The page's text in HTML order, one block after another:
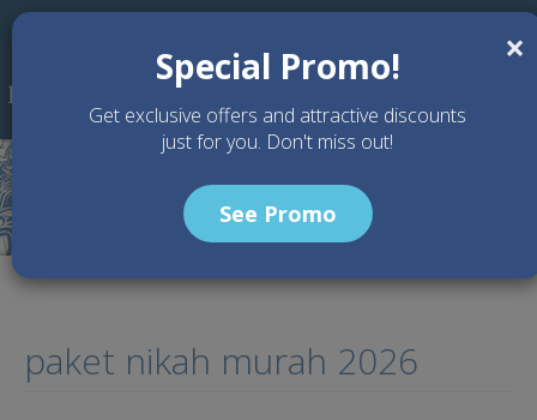
Skip to main content
paket nikah murah 2026
×
Special Promo!
Get exclusive offers and attractive discounts
just for you. Don't miss out!
See Promo